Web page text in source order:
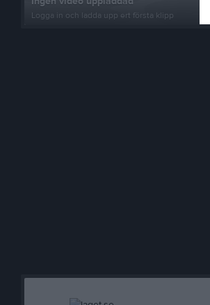
Logga in och ladda upp ert första klipp